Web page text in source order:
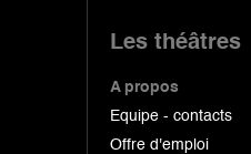
Les théâtres
A propos
Equipe - contacts
Offre d'emploi